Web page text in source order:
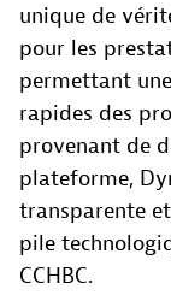
unique de
pour les
permettant
rapides des
provenant de
plateforme,
transparente
pile
CCHBC.